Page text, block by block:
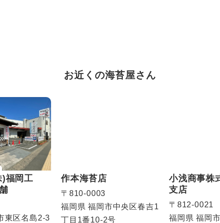
お近くの海苔屋さん
福岡工
東区名島2-3
作本海苔店
〒810-0003
福岡県 福岡市中央区春吉1
丁目1番10-2号
小浅商事株
支店
〒812-0021
福岡県 福岡